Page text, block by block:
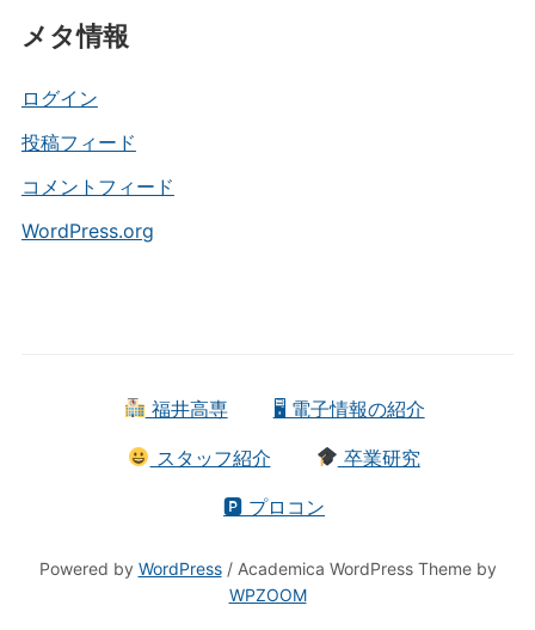
ゴ
ー
メタ情報
ログイン
投稿フィード
コメントフィード
WordPress.org
福井高専 🖥 電子情報の紹介
スタッフ紹介 卒業研究
🅿 プロコン
Powered by WordPress/ Academica WordPress Theme by
WPZOOM